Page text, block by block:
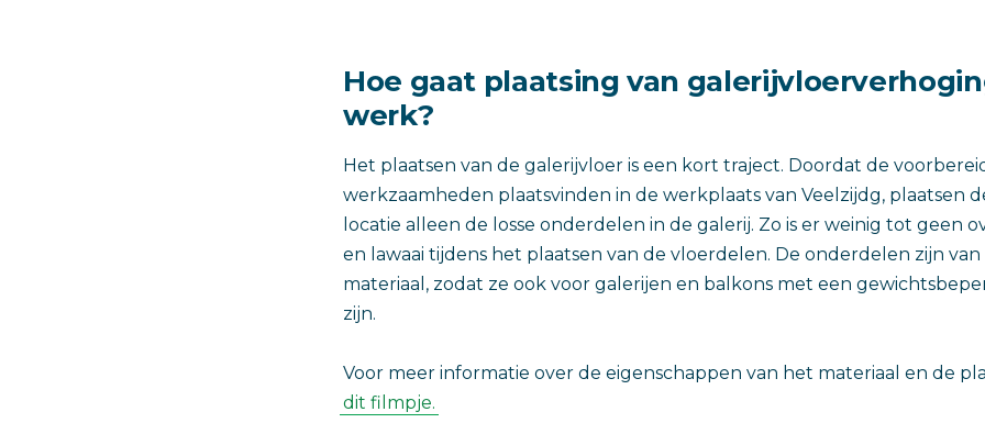
Hoe gaat plaatsing van
werk?
Het plaatsen van de galerijvloer is een kort traject. Doordat de
werkzaamheden plaatsvinden in de werkplaats van Veelzijdg, plaatsen
locatie alleen de losse onderdelen in de galerij. Zo is er weinig tot geen
en lawaai tijdens het plaatsen van de vloerdelen. De onderdelen zijn
materiaal, zodat ze ook voor galerijen en balkons met een
zijn.
Voor meer informatie over de eigenschappen van het materiaal en de
dit filmpje.